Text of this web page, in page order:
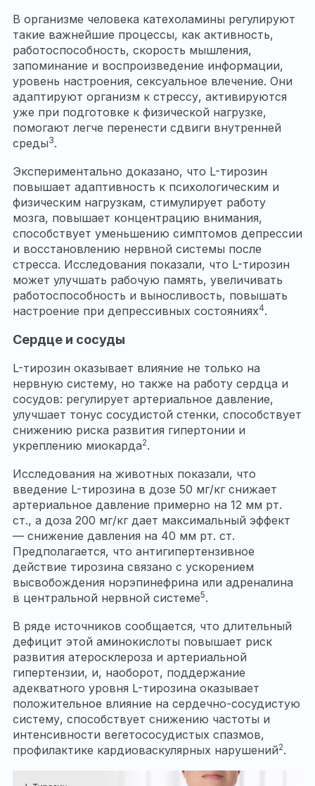
В организме человека катехоламины регулируют
такие важнейшие процессы, как активность,
работоспособность, скорость мышления,
запоминание и воспроизведение информации,
уровень настроения, сексуальное влечение. Они
адаптируют организм к стрессу, активируются
уже при подготовке к физической нагрузке,
помогают легче перенести сдвиги внутренней
среды3.
Экспериментально доказано, что L-тирозин
повышает адаптивность к психологическим и
физическим нагрузкам, стимулирует работу
мозга, повышает концентрацию внимания,
способствует уменьшению симптомов депрессии
и восстановлению нервной системы после
стресса. Исследования показали, что L-тирозин
может улучшать рабочую память, увеличивать
работоспособность и выносливость, повышать
настроение при депрессивных состояниях4.
Сердце и сосуды
L-тирозин оказывает влияние не только на
нервную систему, но также на работу сердца и
сосудов: регулирует артериальное давление,
улучшает тонус сосудистой стенки, способствует
снижению риска развития гипертонии и
укреплению миокарда2.
Исследования на животных показали, что
введение L-тирозина в дозе 50 мг/кг снижает
артериальное давление примерно на 12 мм рт.
ст., а доза 200 мг/кг дает максимальный эффект
— снижение давления на 40 мм рт. ст.
Предполагается, что антигипертензивное
действие тирозина связано с ускорением
высвобождения норэпинефрина или адреналина
в центральной нервной системе5.
В ряде источников сообщается, что длительный
дефицит этой аминокислоты повышает риск
развития атеросклероза и артериальной
гипертензии, и, наоборот, поддержание
адекватного уровня L-тирозина оказывает
положительное влияние на сердечно-сосудистую
систему, способствует снижению частоты и
интенсивности вегетососудистых спазмов,
профилактике кардиоваскулярных нарушений2.